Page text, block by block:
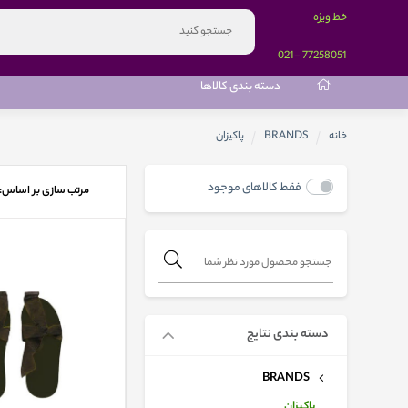
خط ویژه
77258051
-021
دسته بندی کالاها
خانه BRANDS پاکیزان
مرتب سازی بر فقط کالاهای موجود
دسته بندی نتایج
BRANDS